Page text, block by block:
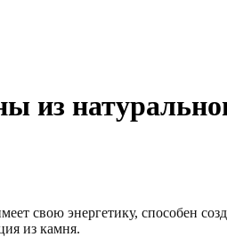
энергетику, способен
из камня.